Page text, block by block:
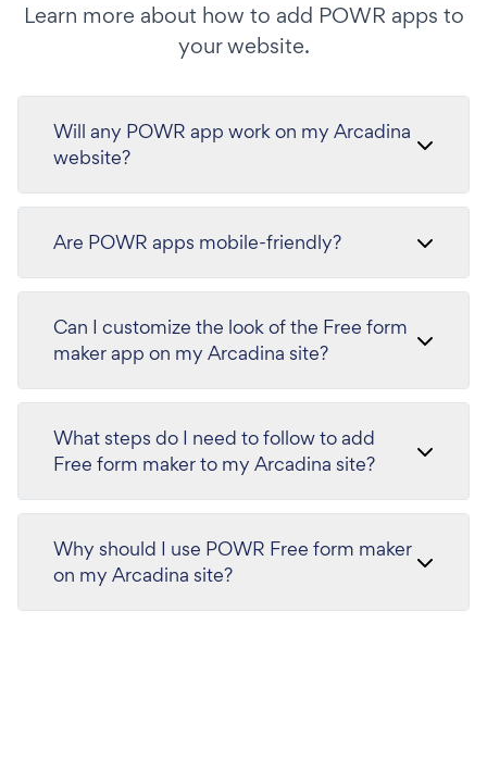
Learn more about how to add POWR apps to
your website.
Will any POWR app work on my Arcadina
website?
Are POWR apps mobile-friendly?
Can I customize the look of the Free form
maker app on my Arcadina site?
What steps do I need to follow to add
Free form maker to my Arcadina site?
Why should I use POWR Free form maker
on my Arcadina site?